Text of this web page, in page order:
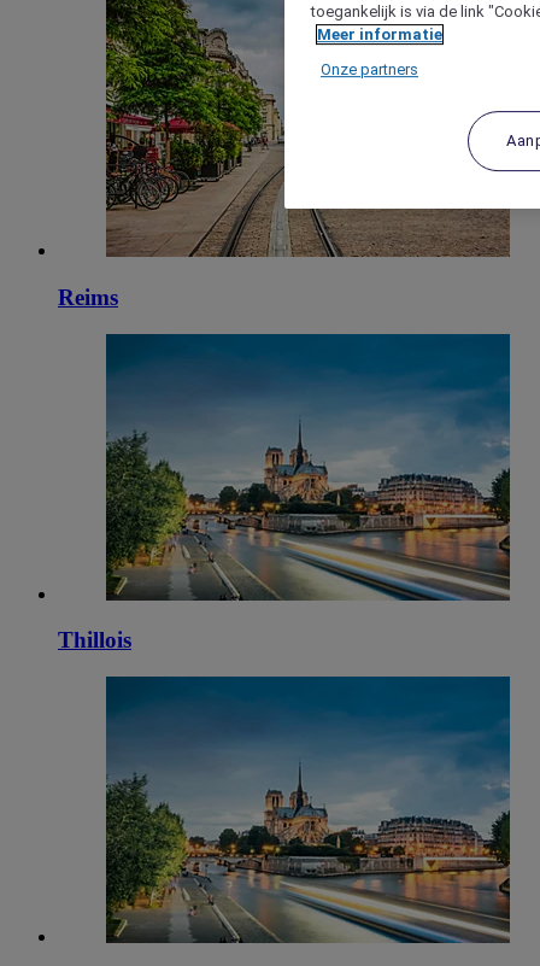
Reims
Thillois
toegankelijk is via de link
Meer informatie
Onze partners